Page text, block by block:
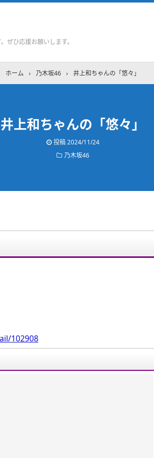
ぜひ応援お願いします。
ホーム › 乃木坂46 › 井上和ちゃんの「悠々」
井上和ちゃんの「悠々」
投稿2024/11/24
乃木坂46
102908